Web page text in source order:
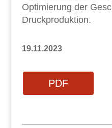
Optimierung der
Druckproduktion.
19.11.2023
PDF